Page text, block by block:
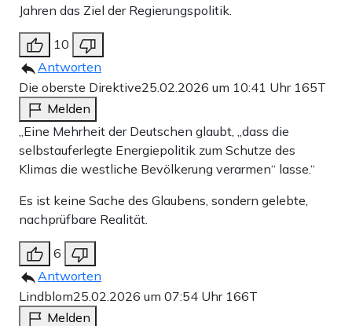
Jahren das Ziel der Regierungspolitik.
10
Antworten
Die oberste Direktive25.02.2026 um 10:41 Uhr 165T
Melden
„Eine Mehrheit der Deutschen glaubt, „dass die
selbstauferlegte Energiepolitik zum Schutze des
Klimas die westliche Bevölkerung verarmen“ lasse.“
Es ist keine Sache des Glaubens, sondern gelebte,
nachprüfbare Realität.
6
Antworten
Lindblom25.02.2026 um 07:54 Uhr 166T
Melden